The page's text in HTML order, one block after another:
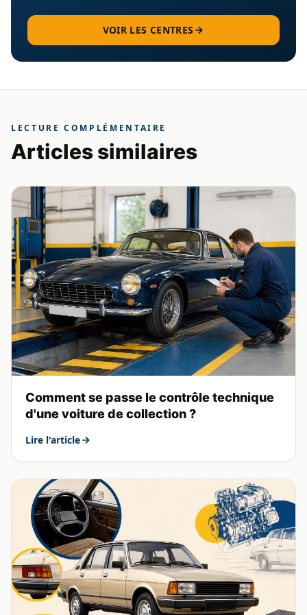
VOIR LES CENTRES
LECTURE COMPLÉMENTAIRE
Articles similaires
Comment se passe le contrôle technique
d'une voiture de collection ?
Lire l'article